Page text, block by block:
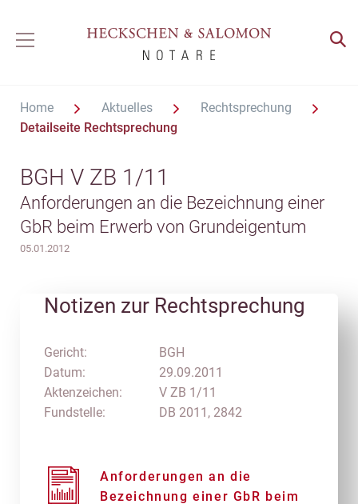
Home Aktuelles
Rechtsprechung
Detailseite Rechtsprechung
BGH V ZB 1/11
Anforderungen an die Bezeichnung einer
GbR beim Erwerb von Grundeigentum
05.01.2012
Notizen zur Rechtsprechung
Gericht:
Datum:
Aktenzeichen:
Fundstelle:
BGH
29.09.2011
V ZB 1/11
DB 2011, 2842
Anforderungen an die
Bezeichnung einer GbR beim